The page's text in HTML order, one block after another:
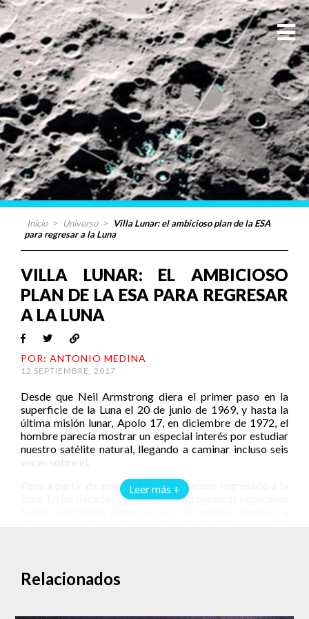
Inicio > Universo >
Villa Lunar: el ambicioso plan de la ESA
para regresar a la Luna
Leer más +
VILLA LUNAR: EL AMBICIOSO
PLAN DE LA ESA PARA REGRESAR
A LA LUNA
POR: ANTONIO MEDINA
12 SEPTIEMBRE, 2017
Desde que Neil Armstrong diera el primer paso en la
superficie de la Luna el 20 de junio de 1969, y hasta la
última misión lunar, Apolo 17, en diciembre de 1972, el
hombre parecía mostrar un especial interés por estudiar
nuestro satélite natural, llegando a caminar incluso seis
veces sobre él.
Pero a partir de ese momento, no hemos regresado a la
Luna. En las décadas siguientes, los programas espaciales
Agencia Espacial Europea (ESA por sus siglas en inglés)
tiene la firme intención de volver a enviar seres humanos
construir una “villa” lunar, en la cual se puedan realizar
Relacionados